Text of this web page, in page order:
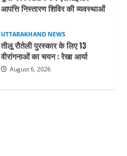
August 6, 2026
UTTARAKHAND NEWS
15 अगस्त तक ई-केवाईसी नहीं कराई तो
गैस आपूर्ति पर पड़ सकता है असर
August 8, 2026